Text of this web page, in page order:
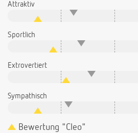
Attraktiv
Sportlich
Extrovertiert
Sympathisch
Bewertung "Cleo"